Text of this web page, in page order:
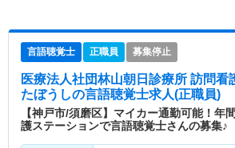
言語聴覚士 正職員 募集停止
医療法人社団林山朝日診療所 訪問看
たぼうしの言語聴覚士求人(正職員)
【神戸市/須磨区】マイカー通勤可能！年
護ステーションで言語聴覚士さんの募集♪